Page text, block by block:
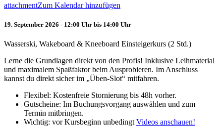
attachmentZum Kalendar hinzufügen
19. September 2026 - 12:00 Uhr bis 14:00 Uhr
Wasserski, Wakeboard & Kneeboard Einsteigerkurs (2 Std.)
Lerne die Grundlagen direkt von den Profis! Inklusive Leihmaterial
und maximalem Spaßfaktor beim Ausprobieren. Im Anschluss
kannst du direkt sicher im „Üben-Slot“ mitfahren.
Flexibel: Kostenfreie Stornierung bis 48h vorher.
Gutscheine: Im Buchungsvorgang auswählen und zum
Termin mitbringen.
Wichtig: vor Kursbeginn unbedingt Videos anschauen!